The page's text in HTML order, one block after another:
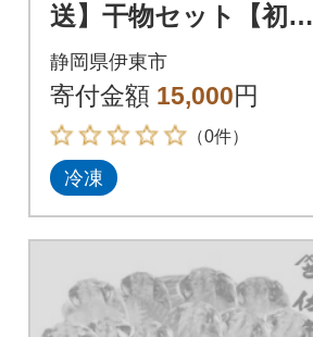
送】干物セット【初島
C】特トロあじ・中あ
じ各8枚 伊豆・伊東
の干物詰め合わせ
静岡県伊東市
寄付金額 15,000円
（0件）
冷凍